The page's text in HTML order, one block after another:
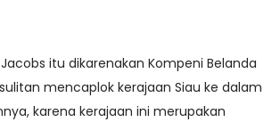
itu dikarenakan Kompeni Belanda
mencaplok kerajaan Siau ke dalam
karena kerajaan ini merupakan